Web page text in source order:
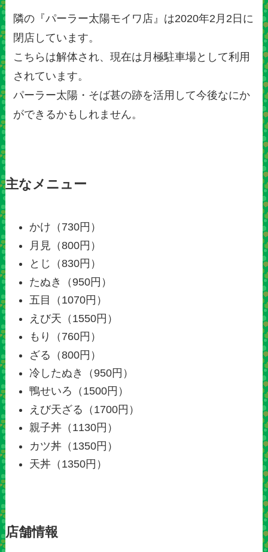
隣の『パーラー太陽モイワ店』は2020年2月2日に
閉店しています。
こちらは解体され、現在は月極駐車場として利用
されています。
パーラー太陽・そば甚の跡を活用して今後なにか
ができるかもしれません。
主なメニュー
かけ（730円）
月見（800円）
とじ（830円）
たぬき（950円）
五目（1070円）
えび天（1550円）
もり（760円）
ざる（800円）
冷したぬき（950円）
鴨せいろ（1500円）
えび天ざる（1700円）
親子丼（1130円）
カツ丼（1350円）
天丼（1350円）
店舗情報